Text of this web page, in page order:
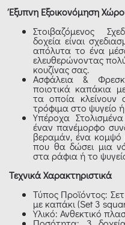
Έξυπνη Εξοικονόμηση
Στοιβαζόμενος
δοχεία είναι
απόλυτα το ένα
ελευθερώνοντας
κουζίνας σας.
Ασφάλεια &
ποιοτικά καπάκια
τα οποία κλείνουν
τρόφιμα στο ψυγείο
Υπέροχα
έναν πανέμορφο
βεραμάν, ένα κομψό
που θα δώσει μια
στα ράφια ή το
Τεχνικά Χαρακτηριστικά
Τύπος Προϊόντος:
με καπάκι (Set 3
Υλικό: Ανθεκτικό